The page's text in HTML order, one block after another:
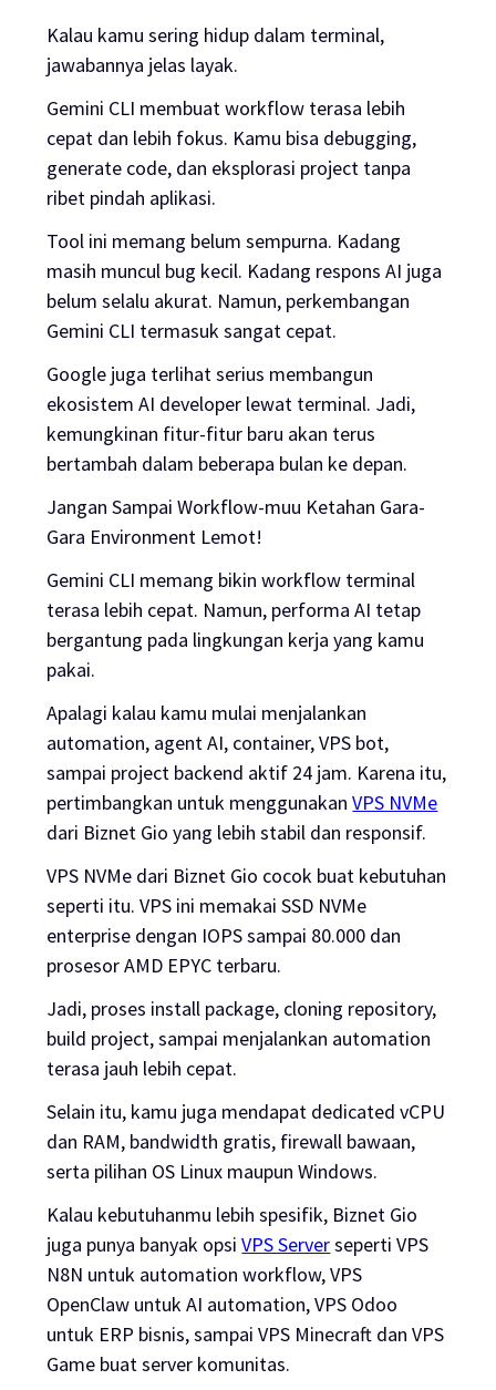
Kalau kamu sering hidup dalam terminal,
jawabannya jelas layak.
Gemini CLI membuat workflow terasa lebih
cepat dan lebih fokus. Kamu bisa debugging,
generate code, dan eksplorasi project tanpa
ribet pindah aplikasi.
Tool ini memang belum sempurna. Kadang
masih muncul bug kecil. Kadang respons AI juga
belum selalu akurat. Namun, perkembangan
Gemini CLI termasuk sangat cepat.
Google juga terlihat serius membangun
ekosistem AI developer lewat terminal. Jadi,
kemungkinan fitur-fitur baru akan terus
bertambah dalam beberapa bulan ke depan.
Jangan Sampai Workflow-muu Ketahan Gara-
Gara Environment Lemot!
Gemini CLI memang bikin workflow terminal
terasa lebih cepat. Namun, performa AI tetap
bergantung pada lingkungan kerja yang kamu
pakai.
Apalagi kalau kamu mulai menjalankan
automation, agent AI, container, VPS bot,
sampai project backend aktif 24 jam. Karena itu,
pertimbangkan untuk menggunakanVPS NVMe
dari Biznet Gio yang lebih stabil dan responsif.
VPS NVMe dari Biznet Gio cocok buat kebutuhan
seperti itu. VPS ini memakai SSD NVMe
enterprise dengan IOPS sampai 80.000 dan
prosesor AMD EPYC terbaru.
Jadi, proses install package, cloning repository,
build project, sampai menjalankan automation
terasa jauh lebih cepat.
Selain itu, kamu juga mendapat dedicated vCPU
dan RAM, bandwidth gratis, firewall bawaan,
serta pilihan OS Linux maupun Windows.
Kalau kebutuhanmu lebih spesifik, Biznet Gio
juga punya banyak opsiVPS Serverseperti VPS
N8N untuk automation workflow, VPS
OpenClaw untuk AI automation, VPS Odoo
untuk ERP bisnis, sampai VPS Minecraft dan VPS
Game buat server komunitas.